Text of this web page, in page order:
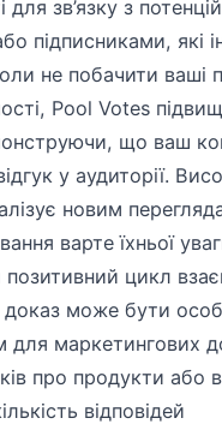
зв’язку з
підписниками, які
не побачити ваші
Pool Votes
що ваш
у аудиторії.
новим
варте їхньої
цикл
доказ може бути
для маркетингових
про продукти або
відповідей